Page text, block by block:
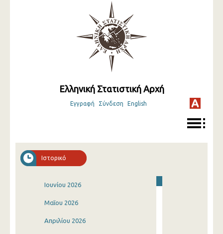
Ελληνική Στατιστική Αρχή
Εγγραφή Σύνδεση English
Ιστορικό
Ιουνίου 2026
Μαΐου 2026
Απριλίου 2026